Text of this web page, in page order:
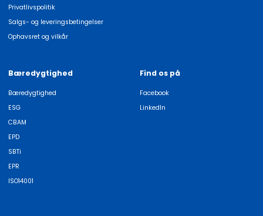
Privatlivspolitik
Salgs- og leveringsbetingelser
Ophavsret og vilkår
Bæredygtighed
Bæredygtighed
ESG
CBAM
EPD
SBTi
EPR
ISO14001
Find os på
Facebook
LinkedIn